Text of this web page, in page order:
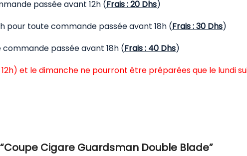
passée avant 12h (Frais : 20 Dhs)
pour toute commande passée avant 18h (Frais : 30 Dhs)
passée avant 18h (Frais : 40 Dhs)
et le dimanche ne pourront être préparées que le lundi
Cigare Guardsman Double Blade”